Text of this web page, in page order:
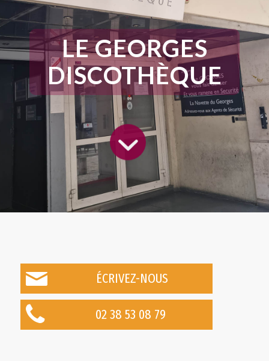
LE GEORGES
DISCOTHÈQUE
ÉCRIVEZ-NOUS
02 38 53 08 79